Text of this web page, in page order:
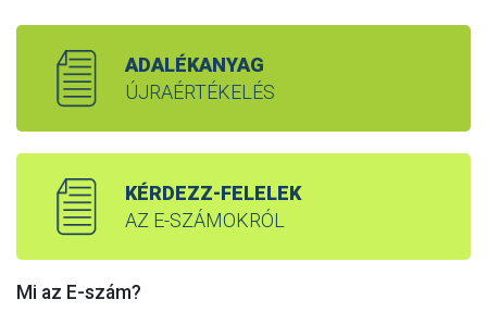
ADALÉKANYAG
ÚJRAÉRTÉKELÉS
KÉRDEZZ-FELELEK
AZ E-SZÁMOKRÓL
Mi az E-szám?